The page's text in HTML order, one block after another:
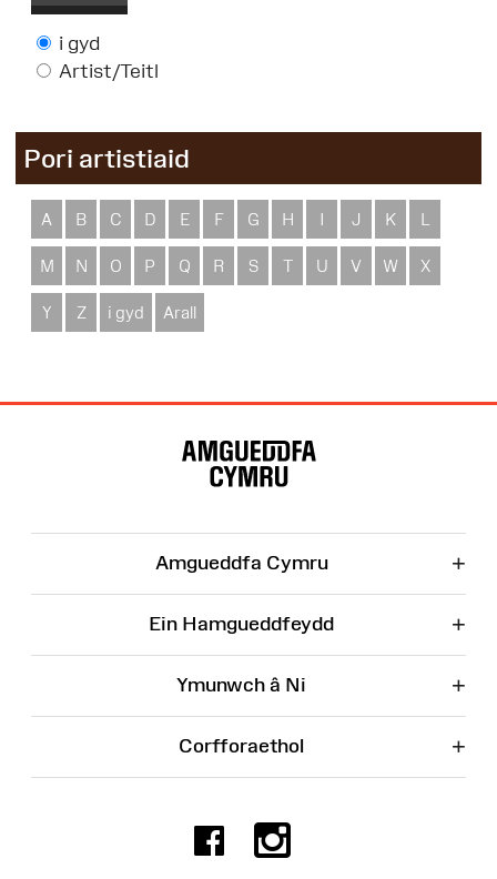
i gyd
Artist/Teitl
Pori artistiaid
A B C D E F G H I J K L
M N O P Q R S T U V W X
Y Z i gyd Arall
Amgueddfa Cymru +
Ein Hamgueddfeydd +
Ymunwch â Ni +
Corfforaethol +
Facebook